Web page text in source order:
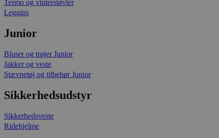
Termo og vinterstøvler
Leggins
Junior
Bluser og trøjer Junior
Jakker og veste
Stævnetøj og tilbehør Junior
Sikkerhedsudstyr
Sikkerhedsveste
Ridehjelme